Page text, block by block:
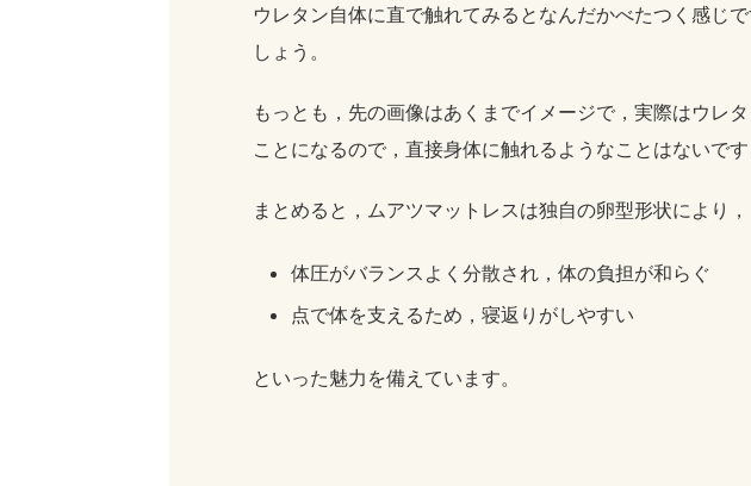
ウレタン自体に直で触れてみるとなんだかべたつく感じ
しょう。
もっとも，先の画像はあくまでイメージで，実際はウレ
ことになるので，直接身体に触れるようなことはないで
まとめると，ムアツマットレスは独自の卵型形状により，
体圧がバランスよく分散され，体の負担が和らぐ
点で体を支えるため，寝返りがしやすい
といった魅力を備えています。